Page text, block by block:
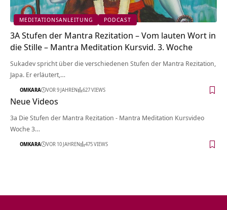
MEDITATIONSANLEITUNG PODCAST
3A Stufen der Mantra Rezitation – Vom lauten Wort in
die Stille – Mantra Meditation Kursvid. 3. Woche
Sukadev spricht über die verschiedenen Stufen der Mantra Rezitation,
Japa. Er erläutert,…
OMKARA VOR 9 JAHREN 627 VIEWS
Neue Videos
3a Die Stufen der Mantra Rezitation - Mantra Meditation Kursvideo
Woche 3…
OMKARA VOR 10 JAHREN 475 VIEWS